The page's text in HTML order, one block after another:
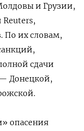
и Грузии,
По их словам,
сдачи
— Донецкой,
опасения